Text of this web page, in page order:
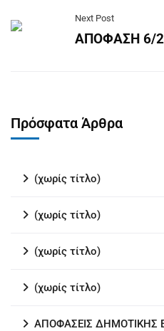
Next Post
ΑΠΟΦΑΣΗ 6/
Πρόσφατα Άρθρα
(χωρίς τίτλο)
(χωρίς τίτλο)
(χωρίς τίτλο)
(χωρίς τίτλο)
ΑΠΟΦΑΣΕΙΣ ΔΗΜΟΤΙΚΗΣ